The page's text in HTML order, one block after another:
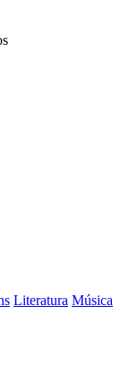
Literatura Música